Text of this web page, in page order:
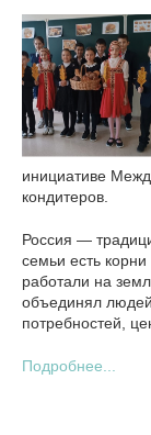
инициативе
кондитеров.
Россия —
семьи есть
работали на
объединял
потребностей,
Подробнее...